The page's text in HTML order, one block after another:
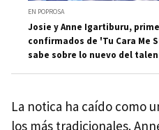
EN POPROSA
Josie y Anne Igartiburu,
confirmados de 'Tu Cara Me
sabe sobre lo nuevo del
La notica ha caído como
los más tradicionales.